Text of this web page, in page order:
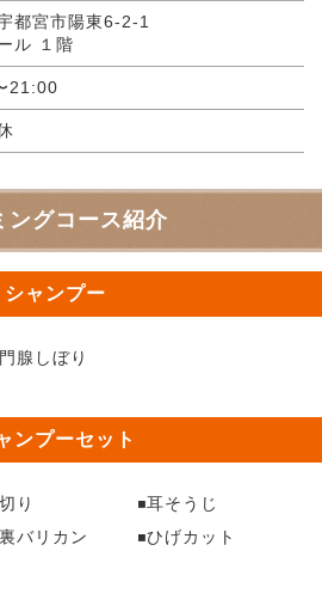
都宮市陽東6-2-1
ル １階
21:00
ングコース紹介
シャンプー
腺しぼり
ンプーセット
り
耳そうじ
バリカン
ひげカット